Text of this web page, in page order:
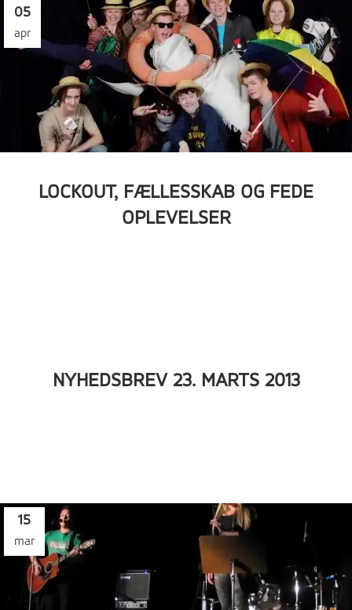
05
apr
LOCKOUT, FÆLLESSKAB OG FEDE
OPLEVELSER
NYHEDSBREV 23. MARTS 2013
15
mar